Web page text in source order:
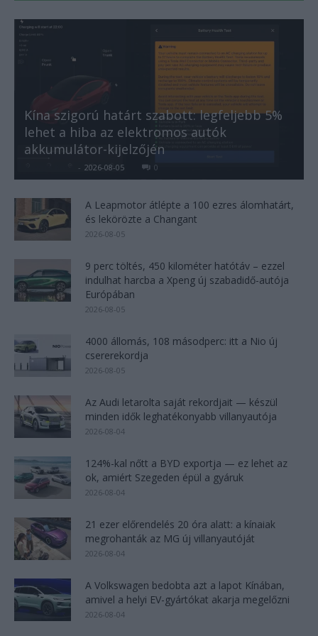
Kína szigorú határt szabott: legfeljebb 5%
lehet a hiba az elektromos autók
akkumulátor-kijelzőjén
- 2026-08-05 0
A Leapmotor átlépte a 100 ezres álomhatárt,
és lekörözte a Changant
2026-08-05
9 perc töltés, 450 kilométer hatótáv – ezzel
indulhat harcba a Xpeng új szabadidő-autója
Európában
2026-08-05
4000 állomás, 108 másodperc: itt a Nio új
csererekordja
2026-08-05
Az Audi letarolta saját rekordjait — készül
minden idők leghatékonyabb villanyautója
2026-08-04
124%-kal nőtt a BYD exportja — ez lehet az
ok, amiért Szegeden épül a gyáruk
2026-08-04
21 ezer előrendelés 20 óra alatt: a kínaiak
megrohanták az MG új villanyautóját
2026-08-04
A Volkswagen bedobta azt a lapot Kínában,
amivel a helyi EV-gyártókat akarja megelőzni
2026-08-04